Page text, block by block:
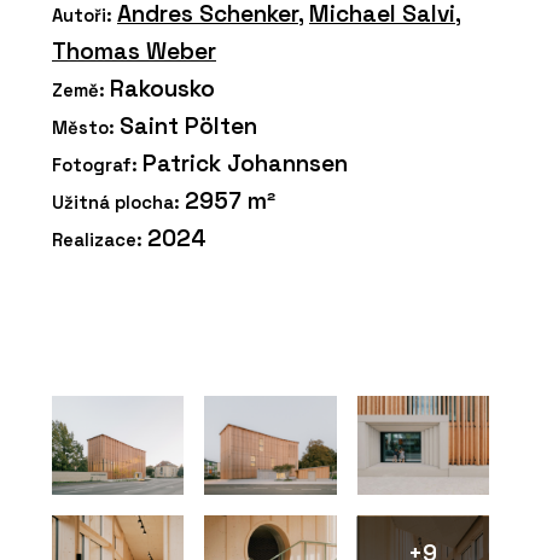
Autoři: Andres Schenker, Michael Salvi,
Thomas Weber
Země: Rakousko
Město: Saint Pölten
Fotograf: Patrick Johannsen
Užitná plocha: 2957 m²
Realizace: 2024
+9